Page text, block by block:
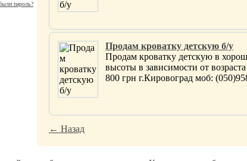
пароль?
Продам кроватку детскую б/у
Продам кроватку детскую в
высоты в зависимости от
800 грн г.Кировоград моб:
← Назад